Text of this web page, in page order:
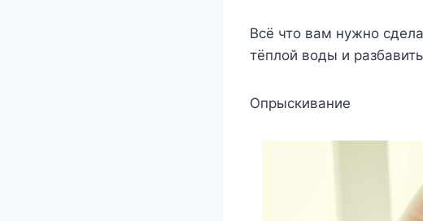
Всё что вам нужно
тёплой воды и
Опрыскивание